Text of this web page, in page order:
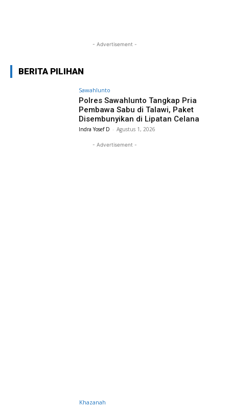
- Advertisement -
BERITA PILIHAN
Sawahlunto
Polres Sawahlunto Tangkap Pria
Pembawa Sabu di Talawi, Paket
Disembunyikan di Lipatan Celana
Indra Yosef D - Agustus 1, 2026
- Advertisement -
Khazanah